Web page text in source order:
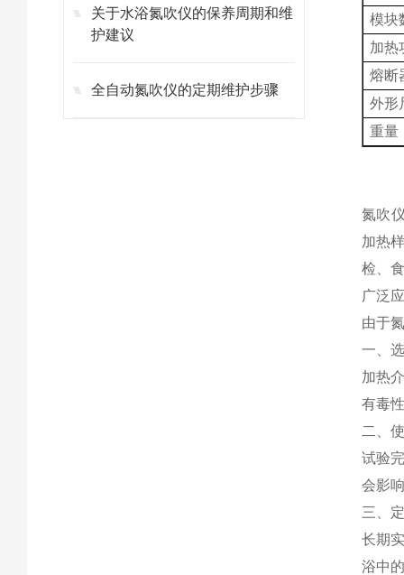
关于水浴氮吹仪的保养周期和维
护建议
全自动氮吹仪的定期维护步骤
模块
加热
熔断
外形
重量
氮吹
加热
检、
广泛
由于
一、
加热
有毒
二、
试验
会影
三、
长期
浴中